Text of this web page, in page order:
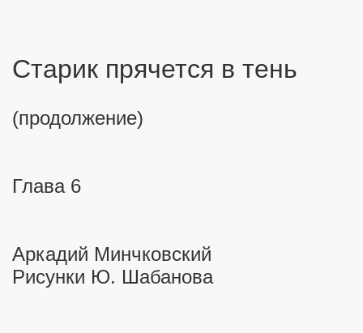
Старик прячется в тень
(продолжение)
Глава 6
Аркадий Минчковский
Рисунки Ю. Шабанова